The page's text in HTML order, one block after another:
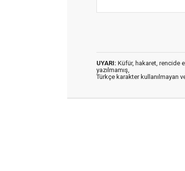
UYARI: Küfür, hakaret, rencide
yazılmamış,
Türkçe karakter kullanılmayan